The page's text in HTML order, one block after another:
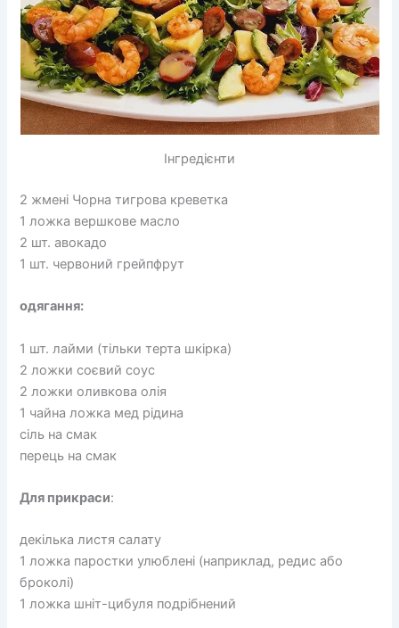
Інгредієнти
2 жмені Чорна тигрова креветка
1 ложка вершкове масло
2 шт. авокадо
1 шт. червоний грейпфрут
одягання:
1 шт. лайми (тільки терта шкірка)
2 ложки соєвий соус
2 ложки оливкова олія
1 чайна ложка мед рідина
сіль на смак
перець на смак
Для прикраси:
декілька листя салату
1 ложка паростки улюблені (наприклад, редис або
броколі)
1 ложка шніт-цибуля подрібнений